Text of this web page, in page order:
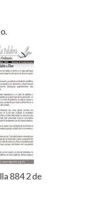
884 2 de